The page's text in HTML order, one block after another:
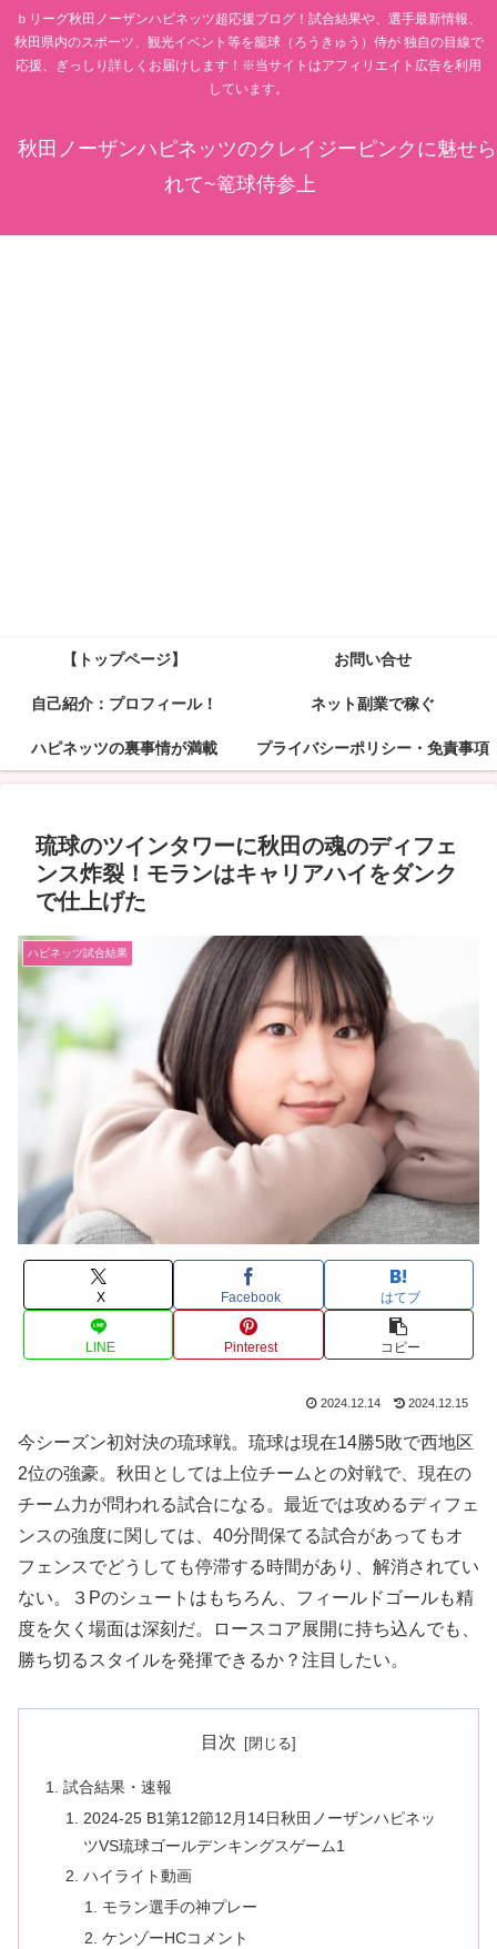
ｂリーグ秋田ノーザンハピネッツ超応援ブログ！試合結果や、選手最新情報、
秋田県内のスポーツ、観光イベント等を籠球（ろうきゅう）侍が 独自の目線で
応援、ぎっしり詳しくお届けします！※当サイトはアフィリエイト広告を利用
しています。
秋田ノーザンハピネッツのクレイジーピンクに魅せら
れて~篭球侍参上
【トップページ】 お問い合せ
自己紹介：プロフィール！ ネット副業で稼ぐ
ハピネッツの裏事情が満載 プライバシーポリシー・免責事項
琉球のツインタワーに秋田の魂のディフェ
ンス炸裂！モランはキャリアハイをダンク
で仕上げた
ハピネッツ試合結果
X Facebook はてブ
LINE Pinterest コピー
2024.12.14 2024.12.15
今シーズン初対決の琉球戦。琉球は現在14勝5敗で西地区
2位の強豪。秋田としては上位チームとの対戦で、現在の
チーム力が問われる試合になる。最近では攻めるディフェ
ンスの強度に関しては、40分間保てる試合があってもオ
フェンスでどうしても停滞する時間があり、解消されてい
ない。３Pのシュートはもちろん、フィールドゴールも精
度を欠く場面は深刻だ。ロースコア展開に持ち込んでも、
勝ち切るスタイルを発揮できるか？注目したい。
目次
試合結果・速報
2024-25 B1第12節12月14日秋田ノーザンハピネッ
ツVS琉球ゴールデンキングスゲーム1
ハイライト動画
モラン選手の神プレー
ケンゾーHCコメント